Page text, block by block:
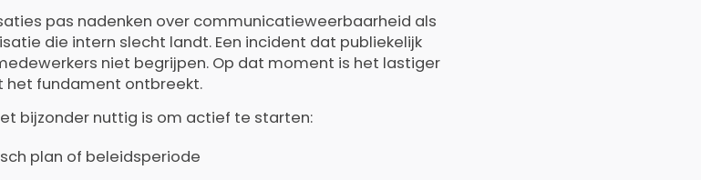
pas nadenken over communicatieweerbaarheid als
die intern slecht landt. Een incident dat publiekelijk
niet begrijpen. Op dat moment is het lastiger
het fundament ontbreekt.
bijzonder nuttig is om actief te starten:
plan of beleidsperiode